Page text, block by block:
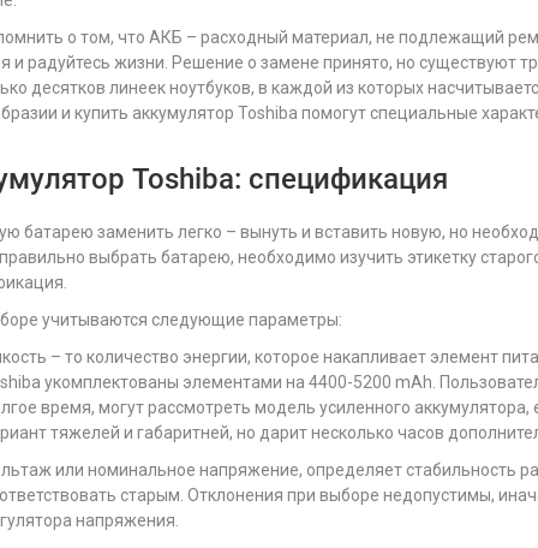
о том, что АКБ – расходный материал, не подлежащий
и радуйтесь жизни. Решение о замене принято, но существуют
десятков линеек ноутбуков, в каждой из которых
и купить аккумулятор Toshiba помогут специальные
Toshiba: спецификация
батарею заменить легко – вынуть и вставить новую, но
выбрать батарею, необходимо изучить этикетку
учитываются следующие параметры:
– то количество энергии, которое накапливает элемент
укомплектованы элементами на 4400-5200 mAh.
время, могут рассмотреть модель усиленного
тяжелей и габаритней, но дарит несколько часов
или номинальное напряжение, определяет стабильность
старым. Отклонения при выборе недопустимы,
напряжения.